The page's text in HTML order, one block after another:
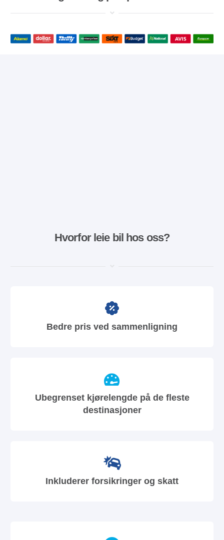
Hvorfor leie bil hos oss?
Bedre pris ved sammenligning
Ubegrenset kjørelengde på de fleste
destinasjoner
Inkluderer forsikringer og skatt